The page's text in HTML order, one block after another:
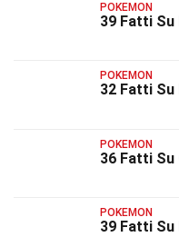
POKEMON
39 Fatti Su
POKEMON
32 Fatti
POKEMON
36 Fatti
POKEMON
39 Fatti